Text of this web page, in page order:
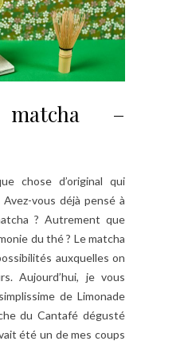
matcha –
chose d’original qui
Avez-vous déjà pensé à
? Autrement que
du thé ? Le matcha
auxquelles on
Aujourd’hui, je vous
de Limonade
du Cantafé dégusté
été un de mes coups